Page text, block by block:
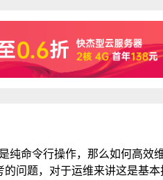
纯命令行操作，那么如何高效
的问题，对于运维来讲这是基